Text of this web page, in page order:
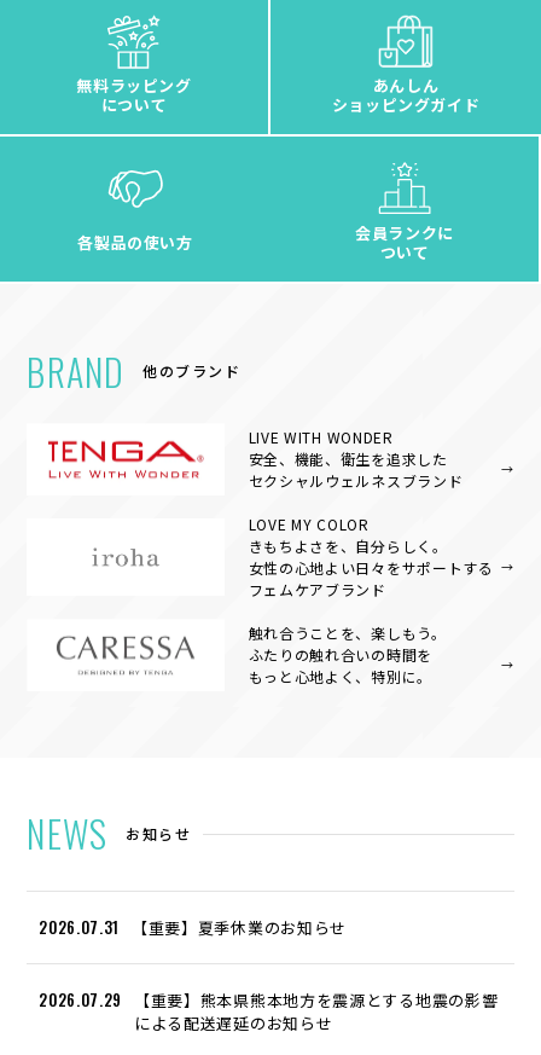
無料ラッピング
について
あんしん
ショッピングガイド
各製品の使い方
会員ランクに
ついて
BRAND 他のブランド
LIVE WITH WONDER
安全、機能、衛生を追求した
セクシャルウェルネスブランド
LOVE MY COLOR
きもちよさを、自分らしく。
女性の心地よい日々をサポートする
フェムケアブランド
触れ合うことを、楽しもう。
ふたりの触れ合いの時間を
もっと心地よく、特別に。
NEWS お知らせ
2026.07.31 【重要】夏季休業のお知らせ
2026.07.29
【重要】熊本県熊本地方を震源とする地震の影響
による配送遅延のお知らせ